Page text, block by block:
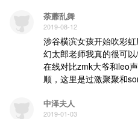
荼蘼乱舞
2019-08-12
涉谷横滨女孩开始吹彩
幻太郎老师我真的很可以/
在线对比zmk大爷和leo
顺，这里是过激聚聚和
中泽夫人
2019-01-03